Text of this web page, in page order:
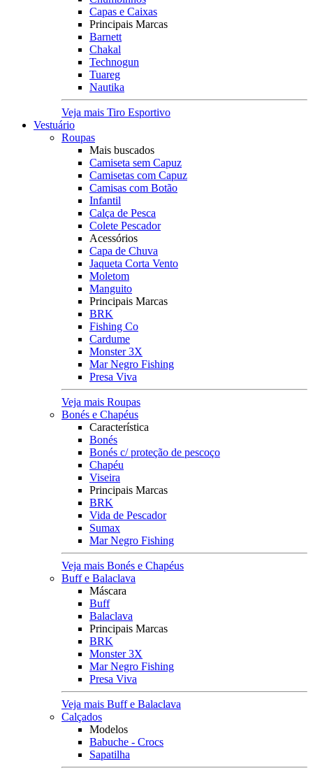
Capas e Caixas
Principais Marcas
Barnett
Chakal
Technogun
Tuareg
Nautika
Veja mais Tiro Esportivo
Vestuário
Roupas
Mais buscados
Camiseta sem Capuz
Camisetas com Capuz
Camisas com Botão
Infantil
Calça de Pesca
Colete Pescador
Acessórios
Capa de Chuva
Jaqueta Corta Vento
Moletom
Manguito
Principais Marcas
BRK
Fishing Co
Cardume
Monster 3X
Mar Negro Fishing
Presa Viva
Veja mais Roupas
Bonés e Chapéus
Característica
Bonés
Bonés c/ proteção de pescoço
Chapéu
Viseira
Principais Marcas
BRK
Vida de Pescador
Sumax
Mar Negro Fishing
Veja mais Bonés e Chapéus
Buff e Balaclava
Máscara
Buff
Balaclava
Principais Marcas
BRK
Monster 3X
Mar Negro Fishing
Presa Viva
Veja mais Buff e Balaclava
Calçados
Modelos
Babuche - Crocs
Sapatilha